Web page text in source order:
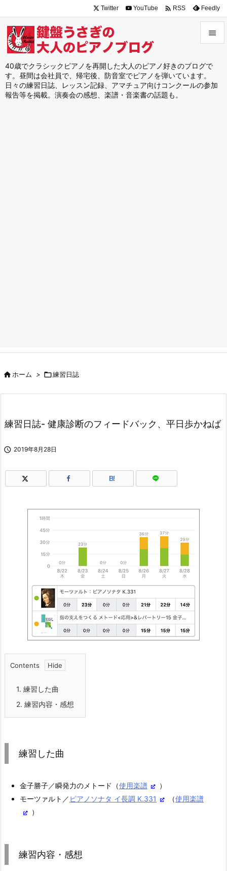
40歳でクラシックピアノを再開した大人のピアノ好きのブログで
す。昼間は会社員で、帰宅後、防音室でピアノを弾いています。
日々の練習日誌、レッスン記録、アマチュア向けコンクールの参加
報告等を掲載。演奏会の感想、楽譜・音楽書の話題も。

メニュ

サイド
Twitter YouTube  RSS Feedly
ホーム > 練習日誌
練習日誌- 健康診断のフィードバック、平日歩かねば
 2019年8月28日
B!
Contents
1. 練習した曲
2. 練習内容・感想
練習した曲
金子勝子／瞬発力のメトード（使用楽譜
）
モーツァルト／ ピアノソナタ イ長調 K.331 （使用楽譜
）
練習内容・感想